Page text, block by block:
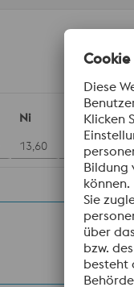
Ni Ti
13,60 2,80 ≥